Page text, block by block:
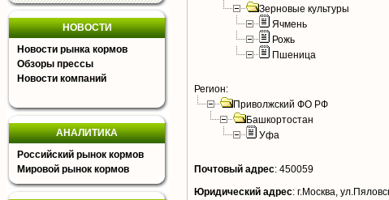
НОВОСТИ
Новости рынка кормов
Обзоры прессы
Новости компаний
АНАЛИТИКА
Российский рынок кормов
Мировой рынок кормов
Зерновые культуры
Ячмень
Рожь
Пшеница
Регион:
Приволжский ФО РФ
Башкортостан
Уфа
Почтовый адрес: 450059
Юридический адрес: г.Москва,